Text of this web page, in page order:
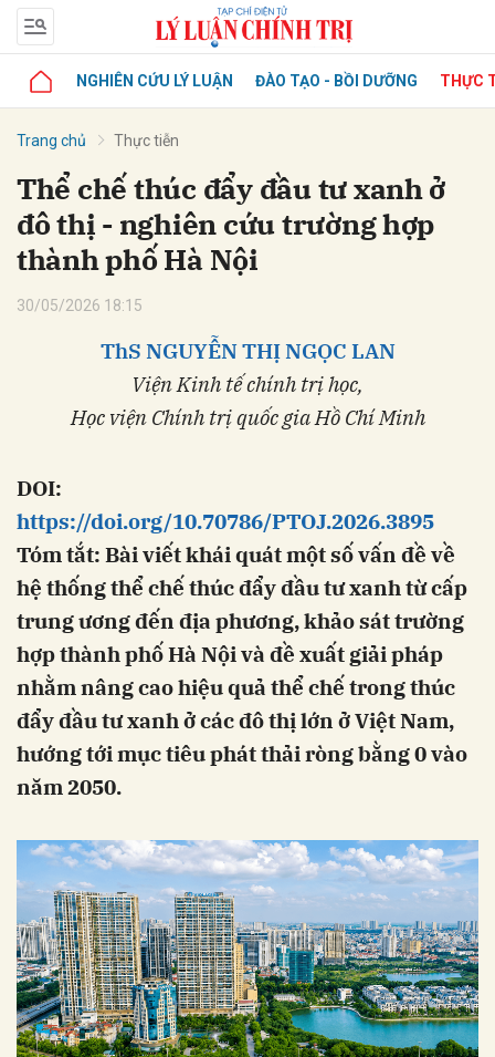
NGHIÊN CỨU LÝ LUẬN ĐÀO TẠO - BỒI DƯỠNG THỰC
Trang chủ Thực tiễn
Thể chế thúc đẩy đầu tư xanh ở
đô thị - nghiên cứu trường hợp
thành phố Hà Nội
30/05/2026 18:15
ThS NGUYỄN THỊ NGỌC LAN
Viện Kinh tế chính trị học,
Học viện Chính trị quốc gia Hồ Chí Minh
DOI:
https://doi.org/10.70786/PTOJ.2026.3895
Tóm tắt: Bài viết khái quát một số vấn đề về
hệ thống thể chế thúc đẩy đầu tư xanh từ cấp
trung ương đến địa phương, khảo sát trường
hợp thành phố Hà Nội và đề xuất giải pháp
nhằm nâng cao hiệu quả thể chế trong thúc
đẩy đầu tư xanh ở các đô thị lớn ở Việt Nam,
hướng tới mục tiêu phát thải ròng bằng 0 vào
năm 2050.